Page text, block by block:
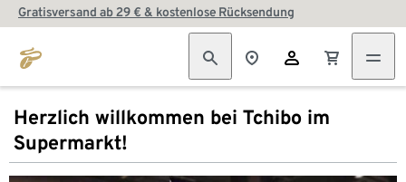
Gratisversand ab 29 € & kostenlose Rücksendung
Herzlich willkommen bei Tchibo im
Supermarkt!